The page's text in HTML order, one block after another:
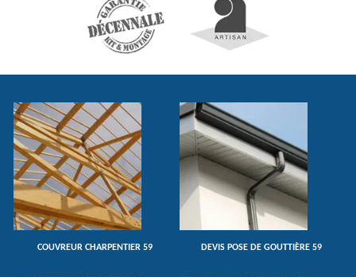
COUVREUR CHARPENTIER 59 DEVIS POSE DE GOUTTIÈRE 59